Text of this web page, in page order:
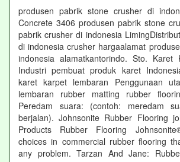
produsen pabrik stone crusher di
Concrete 3406 produsen pabrik stone
pabrik crusher di indonesia
di indonesia crusher hargaalamat
indonesia alamatkantorindo. Sto. Karet
Industri pembuat produk karet
karet karpet lembaran Penggunaan
lembaran rubber matting rubber
Peredam suara: (contoh: meredam
berjalan). Johnsonite Rubber Flooring
Products Rubber Flooring
choices in commercial rubber flooring
any problem. Tarzan And Jane: